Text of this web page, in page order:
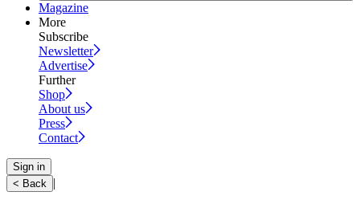
Magazine
More
Subscribe
Newsletter
Advertise
Further
Shop
About us
Press
Contact
Sign in
< Back |